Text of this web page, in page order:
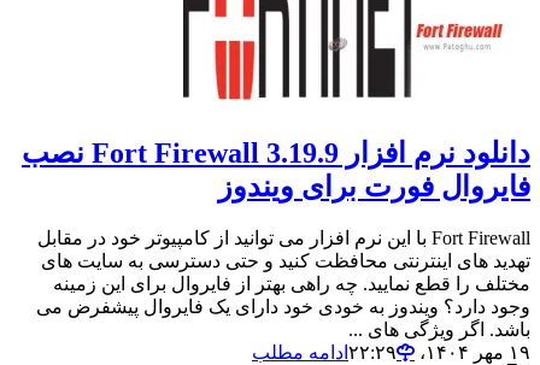
دانلود نرم افزار Fort Firewall 3.19.9 نصب
فایروال فورت برای ویندوز
Fort Firewall با این نرم افزار می توانید از کامپیوتر خود در مقابل
تهدید های اینترنتی محافظت کنید و حتی دسترسی به سایت های
مختلف را قطع نمایید. چه راهی بهتر از فایروال برای این زمینه
وجود دارد؟ ویندوز به خودی خود دارای یک فایروال پیشفرض می
باشد. اگر ویژگی های ...
۱۹ مهر ۱۴۰۴،‏ ۲۲:۲۹
ادامه مطلب